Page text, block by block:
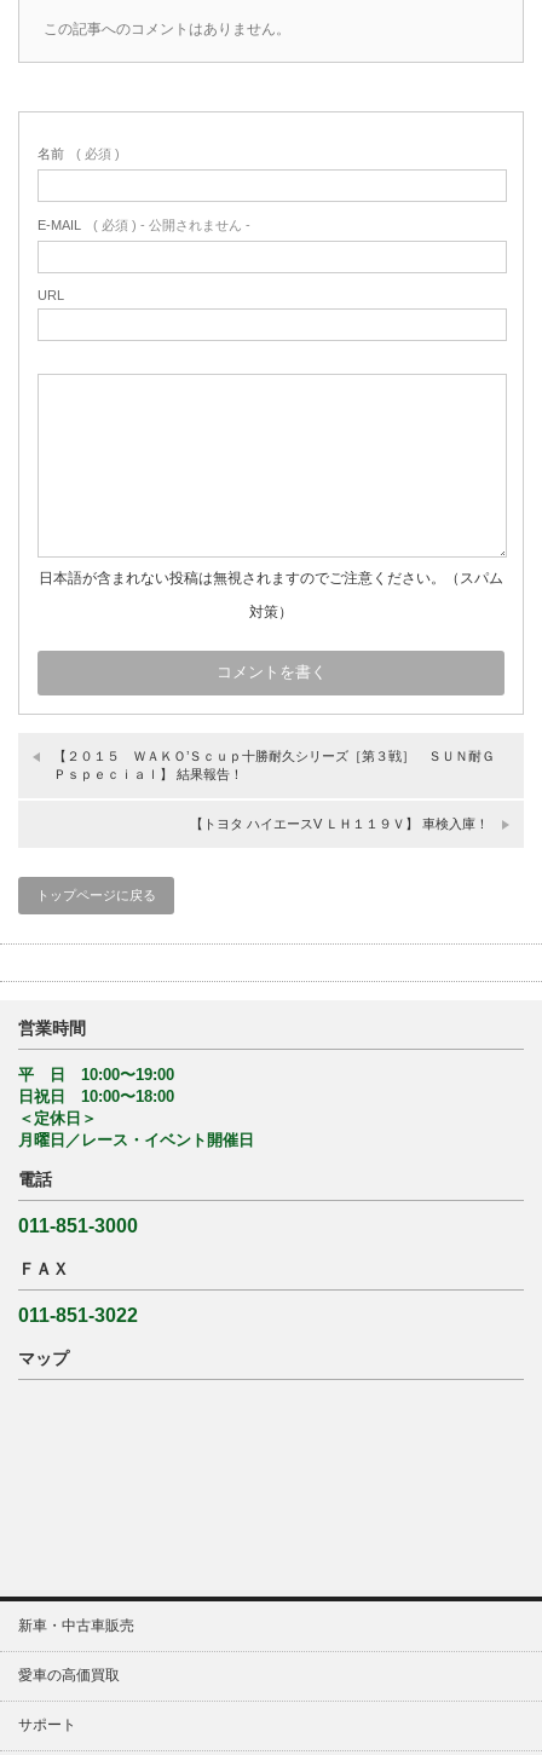
この記事へのコメントはありません。
名前 ( 必須 )
E-MAIL ( 必須 ) - 公開されません -
URL
日本語が含まれない投稿は無視されますのでご注意ください。（スパム
対策）
【２０１５ ＷＡＫＯ’Ｓｃｕｐ十勝耐久シリーズ［第３戦］ ＳＵＮ耐Ｇ
Ｐｓｐｅｃｉａｌ】 結果報告！
【トヨタ ハイエースV ＬＨ１１９Ｖ】 車検入庫！
トップページに戻る
営業時間
平 日 10:00〜19:00
日祝日 10:00〜18:00
＜定休日＞
月曜日／レース・イベント開催日
電話
011-851-3000
ＦＡＸ
011-851-3022
マップ
新車・中古車販売
愛車の高価買取
サポート